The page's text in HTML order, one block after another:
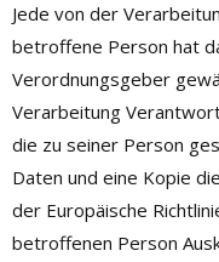
Jede von der
betroffene Person hat
Verordnungsgeber
Verarbeitung
die zu seiner Person
Daten und eine Kopie
der Europäische
betroffenen Person